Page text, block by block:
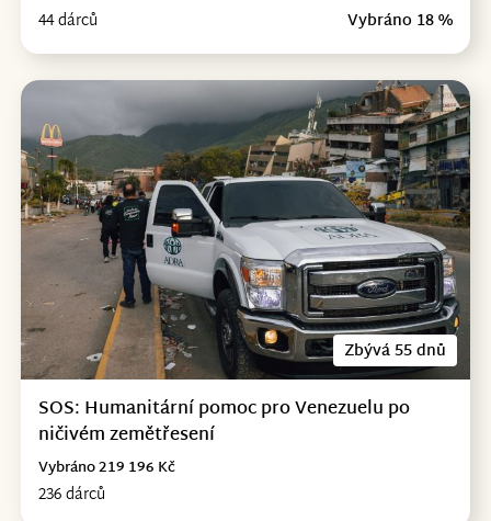
44 dárců Vybráno 18 %
Zbývá 55 dnů
SOS: Humanitární pomoc pro Venezuelu po
ničivém zemětřesení
236 dárců
Vybráno 219 196 Kč